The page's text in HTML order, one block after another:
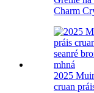
Charm
2025
cruan